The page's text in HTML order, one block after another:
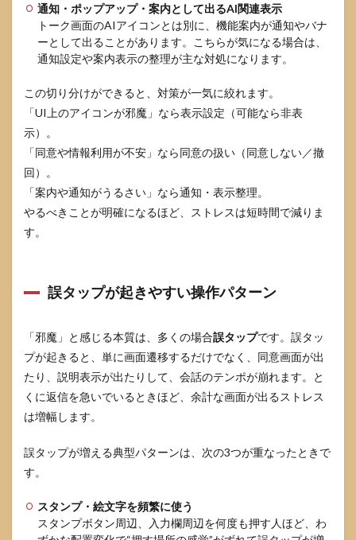
解し
て不
安を
減ら
4.1
でき
（返
案・
スタ
ンプ
換・
AIに
4.2
利用
回数
制限
と
「勝
動く
を解
く
通知・ポップアップ・案内として出るAI関連表示
トーク画面のAIアイコンとは別に、機能案内が通知やバナ
ーとして出ることがあります。こちらが気になる場合は、
通知設定や案内表示の整理が主な対処になります。
この切り分けができると、対策が一気に絞れます。
「UI上のアイコンが邪魔」なら表示設定（可能なら非表
示）。
「同意や情報利用が不安」なら同意の扱い（同意しない／撤
回）。
「案内や通知がうるさい」なら通知・表示整理。
やるべきことが明確になるほど、ストレスは短時間で減りま
す。
誤タップが起きやすい操作パターン
「邪魔」と感じる本質は、多くの場合誤タップです。誤タッ
プが起きると、単に画面遷移するだけでなく、同意画面が出
たり、説明表示が出たりして、会話のテンポが崩れます。と
くに返信を急いでいるときほど、余計な画面が出るストレス
は増幅します。
誤タップが増える典型パターンは、次の3つが重なったときで
す。
スタンプ・絵文字を頻繁に使う
スタンプボタン周辺、入力欄周辺を何度も押す人ほど、わ